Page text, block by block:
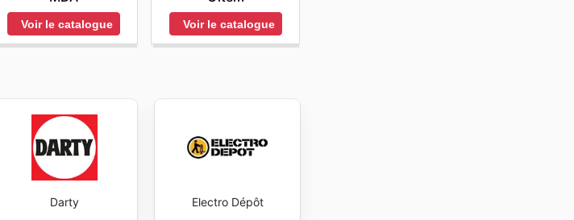
Voir le catalogue Voir le catalogue
Darty Electro Dépôt